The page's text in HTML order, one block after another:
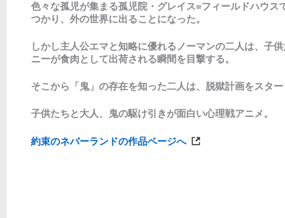
色々な孤児が集まる孤児院・グレイス=フィールドハウ
つかり、外の世界に出ることになった。
しかし主人公エマと知略に優れるノーマンの二人は、子
ニーが食肉として出荷される瞬間を目撃する。
そこから「鬼」の存在を知った二人は、脱獄計画をスター
子供たちと大人、鬼の駆け引きが面白い心理戦アニメ。
約束のネバーランドの作品ページへ